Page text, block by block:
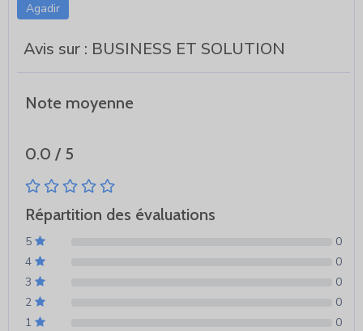
Agadir
Avis sur : BUSINESS ET SOLUTION
Note moyenne
0.0 / 5
Répartition des évaluations
5
0
4
0
3
0
2
0
1
0